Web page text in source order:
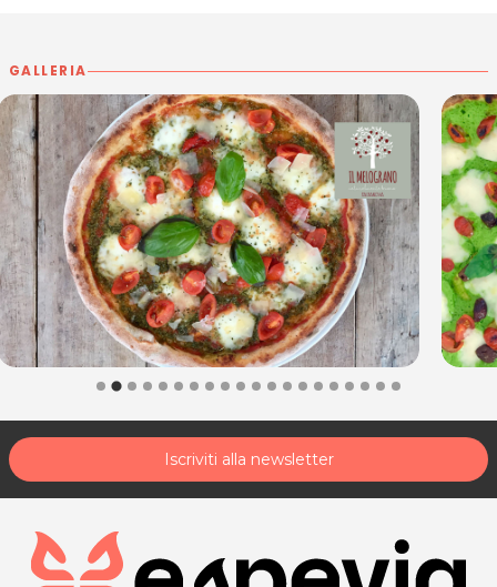
GALLERIA
Iscriviti alla newsletter